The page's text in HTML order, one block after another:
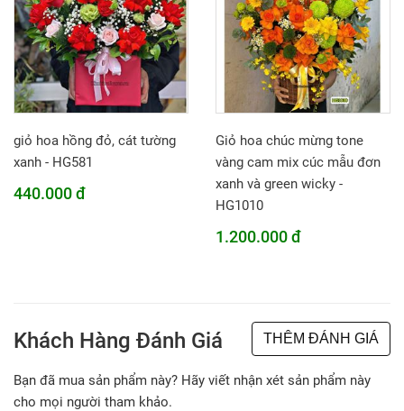
giỏ hoa hồng đỏ, cát tường
xanh - HG581
440.000 đ
Giỏ hoa chúc mừng tone
vàng cam mix cúc mẫu đơn
xanh và green wicky -
HG1010
1.200.000 đ
Khách Hàng Đánh Giá THÊM ĐÁNH GIÁ
Bạn đã mua sản phẩm này? Hãy viết nhận xét sản phẩm này
cho mọi người tham khảo.